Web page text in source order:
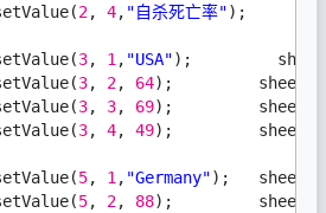
2, 4, "自杀死亡率");
3, 1, "USA");
3, 2, 64);
3, 3, 69);
3, 4, 49);
5, 1, "Germany");
5, 2, 88);